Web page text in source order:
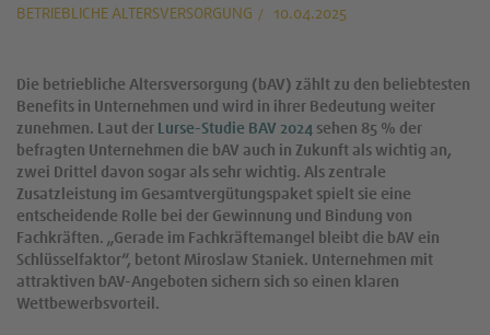
BETRIEBLICHE ALTERSVERSORGUNG 10.04.2025
Die betriebliche Altersversorgung (bAV) zählt zu den beliebtesten
Benefits in Unternehmen und wird in ihrer Bedeutung weiter
zunehmen. Laut der Lurse-Studie BAV 2024 sehen 85 % der
befragten Unternehmen die bAV auch in Zukunft als wichtig an,
zwei Drittel davon sogar als sehr wichtig. Als zentrale
Zusatzleistung im Gesamtvergütungspaket spielt sie eine
entscheidende Rolle bei der Gewinnung und Bindung von
Fachkräften. „Gerade im Fachkräftemangel bleibt die bAV ein
Schlüsselfaktor“, betont Miroslaw Staniek. Unternehmen mit
attraktiven bAV-Angeboten sichern sich so einen klaren
Wettbewerbsvorteil.